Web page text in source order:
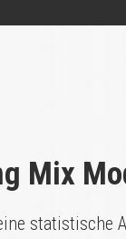
Mix
statistische